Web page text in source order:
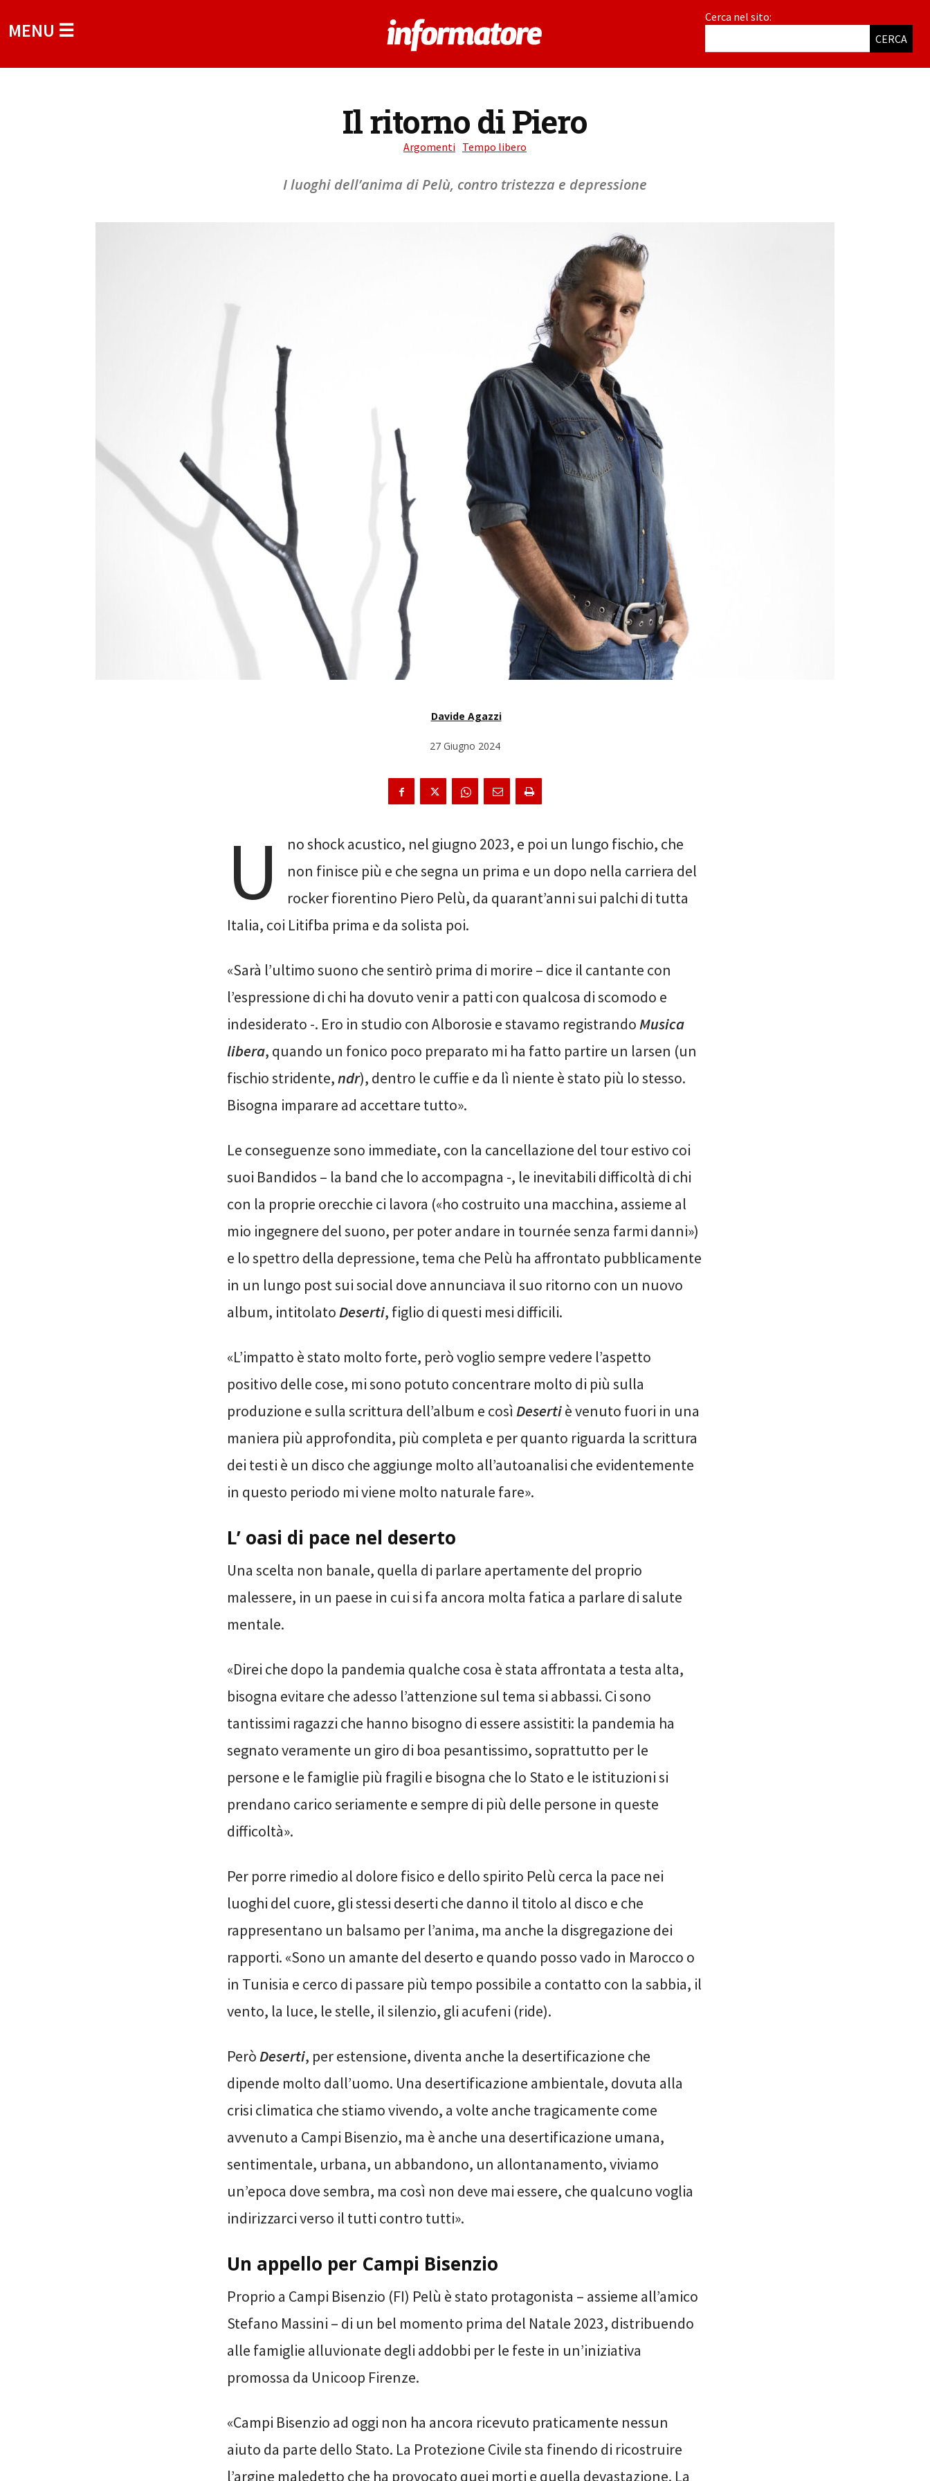
MENU ☰
Cerca nel sito:
CERCA
Il ritorno di Piero
Argomenti Tempo libero
I luoghi dell’anima di Pelù, contro tristezza e depressione
Davide Agazzi
27 Giugno 2024
U
no shock acustico, nel giugno 2023, e poi un lungo fischio, che
non finisce più e che segna un prima e un dopo nella carriera del
rocker fiorentino Piero Pelù, da quarant’anni sui palchi di tutta
Italia, coi Litifba prima e da solista poi.
«Sarà l’ultimo suono che sentirò prima di morire – dice il cantante con
l’espressione di chi ha dovuto venir a patti con qualcosa di scomodo e
indesiderato -. Ero in studio con Alborosie e stavamo registrandoMusica
libera, quando un fonico poco preparato mi ha fatto partire un larsen (un
fischio stridente,ndr), dentro le cuffie e da lì niente è stato più lo stesso.
Bisogna imparare ad accettare tutto».
Le conseguenze sono immediate, con la cancellazione del tour estivo coi
suoi Bandidos – la band che lo accompagna -, le inevitabili difficoltà di chi
con la proprie orecchie ci lavora («ho costruito una macchina, assieme al
mio ingegnere del suono, per poter andare in tournée senza farmi danni»)
e lo spettro della depressione, tema che Pelù ha affrontato pubblicamente
in un lungo post sui social dove annunciava il suo ritorno con un nuovo
album, intitolatoDeserti, figlio di questi mesi difficili.
«L’impatto è stato molto forte, però voglio sempre vedere l’aspetto
positivo delle cose, mi sono potuto concentrare molto di più sulla
produzione e sulla scrittura dell’album e così Desertiè venuto fuori in una
maniera più approfondita, più completa e per quanto riguarda la scrittura
dei testi è un disco che aggiunge molto all’autoanalisi che evidentemente
in questo periodo mi viene molto naturale fare».
L’ oasi di pace nel deserto
Una scelta non banale, quella di parlare apertamente del proprio
malessere, in un paese in cui si fa ancora molta fatica a parlare di salute
mentale.
«Direi che dopo la pandemia qualche cosa è stata affrontata a testa alta,
bisogna evitare che adesso l’attenzione sul tema si abbassi. Ci sono
tantissimi ragazzi che hanno bisogno di essere assistiti: la pandemia ha
segnato veramente un giro di boa pesantissimo, soprattutto per le
persone e le famiglie più fragili e bisogna che lo Stato e le istituzioni si
prendano carico seriamente e sempre di più delle persone in queste
difficoltà».
Per porre rimedio al dolore fisico e dello spirito Pelù cerca la pace nei
luoghi del cuore, gli stessi deserti che danno il titolo al disco e che
rappresentano un balsamo per l’anima, ma anche la disgregazione dei
rapporti. «Sono un amante del deserto e quando posso vado in Marocco o
in Tunisia e cerco di passare più tempo possibile a contatto con la sabbia, il
vento, la luce, le stelle, il silenzio, gli acufeni (ride).
PeròDeserti, per estensione, diventa anche la desertificazione che
dipende molto dall’uomo. Una desertificazione ambientale, dovuta alla
crisi climatica che stiamo vivendo, a volte anche tragicamente come
avvenuto a Campi Bisenzio, ma è anche una desertificazione umana,
sentimentale, urbana, un abbandono, un allontanamento, viviamo
un’epoca dove sembra, ma così non deve mai essere, che qualcuno voglia
indirizzarci verso il tutti contro tutti».
Un appello per Campi Bisenzio
Proprio a Campi Bisenzio (FI) Pelù è stato protagonista – assieme all’amico
Stefano Massini – di un bel momento prima del Natale 2023, distribuendo
alle famiglie alluvionate degli addobbi per le feste in un’iniziativa
promossa da Unicoop Firenze.
«Campi Bisenzio ad oggi non ha ancora ricevuto praticamente nessun
aiuto da parte dello Stato. La Protezione Civile sta finendo di ricostruire
l’argine maledetto che ha provocato quei morti e quella devastazione. La